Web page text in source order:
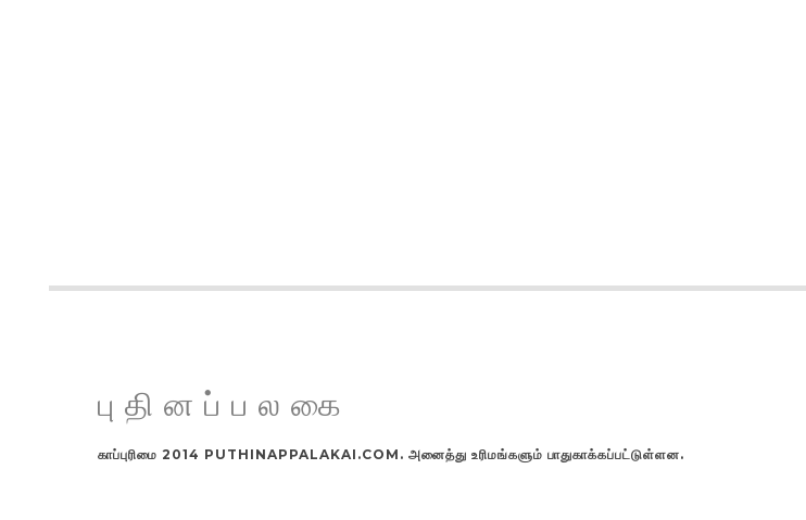
புதினப்பலகை
காப்புரிமை 2014 PUTHINAPPALAKAI.COM. அனைத்து உரிமங்களும் பாதுகாக்கப்பட்டுள்ளன.